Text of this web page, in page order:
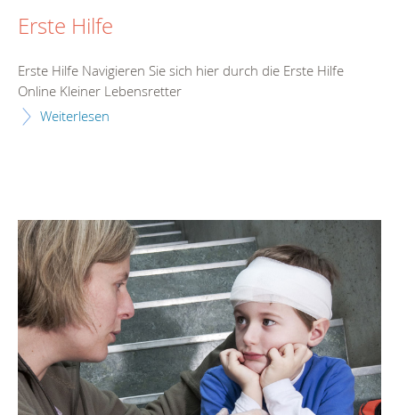
Erste Hilfe
Erste Hilfe Navigieren Sie sich hier durch die Erste Hilfe
Online Kleiner Lebensretter
Weiterlesen